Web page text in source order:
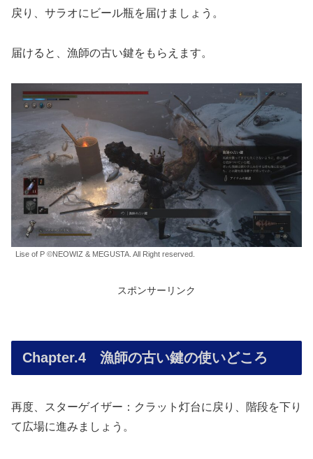
戻り、サラオにビール瓶を届けましょう。
届けると、漁師の古い鍵をもらえます。
Lise of P ©NEOWIZ & MEGUSTA. All Right reserved.
スポンサーリンク
Chapter.4 漁師の古い鍵の使いどころ
再度、スターゲイザー：クラット灯台に戻り、階段を下り
て広場に進みましょう。